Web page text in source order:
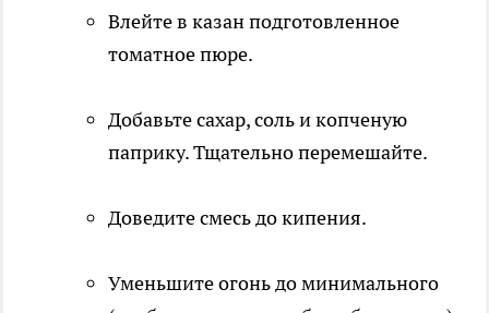
Влейте в казан подготовленное
томатное пюре.
Добавьте сахар, соль и копченую
паприку. Тщательно перемешайте.
Доведите смесь до кипения.
Уменьшите огонь до минимального